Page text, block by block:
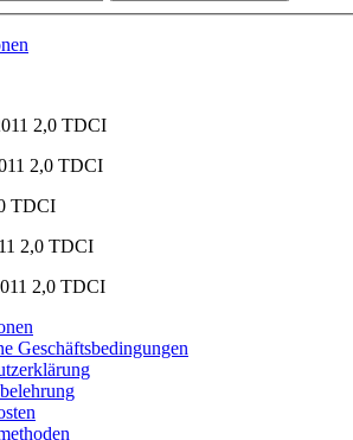
2,0 TDCI
2,0 TDCI
TDCI
2,0 TDCI
2,0 TDCI
Geschäftsbedingungen